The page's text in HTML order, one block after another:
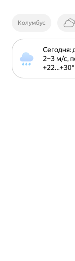
Колумбус
Сегодня:
2⁠–⁠3 м⁠/⁠с,
+22⁠…⁠+30⁠°